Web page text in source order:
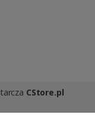
CStore.pl